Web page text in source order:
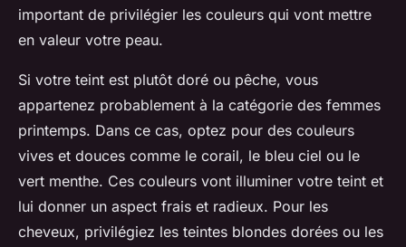
important de privilégier les couleurs qui vont mettre
en valeur votre peau.
Si votre teint est plutôt doré ou pêche, vous
appartenez probablement à la catégorie des femmes
printemps. Dans ce cas, optez pour des couleurs
vives et douces comme le corail, le bleu ciel ou le
vert menthe. Ces couleurs vont illuminer votre teint et
lui donner un aspect frais et radieux. Pour les
cheveux, privilégiez les teintes blondes dorées ou les